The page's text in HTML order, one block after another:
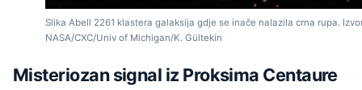
Slika Abell 2261 klastera galaksija gdje se inače nalazila crna rupa.
NASA/CXC/Univ of Michigan/K. Gültekin
Misteriozan signal iz Proksima Centaure